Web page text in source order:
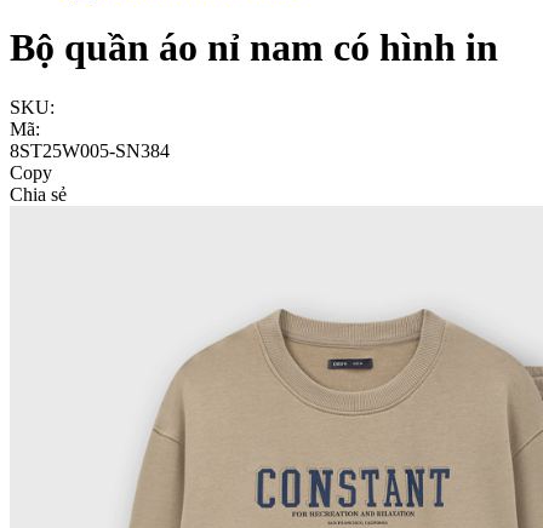
Bộ quần áo nỉ nam có hình in
SKU:
Mã:
8ST25W005-SN384
Copy
Chia sẻ